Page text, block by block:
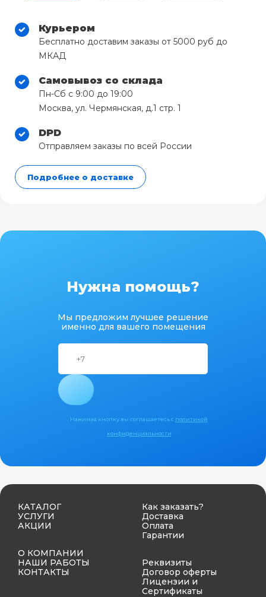
Курьером
Бесплатно доставим заказы от 5000 руб до
МКАД
Самовывоз со склада
Пн-Сб с 9:00 до 19:00
Москва, ул. Чермянская, д.1 стр. 1
DPD
Отправляем заказы по всей России
Подробнее о доставке
Нужна помощь?
Мы предложим лучшее решение
именно для вашего помещения
Нажимая кнопку вы соглашаетесь с политикой
конфиденциальности
КАТАЛОГ
УСЛУГИ
АКЦИИ
О КОМПАНИИ
НАШИ РАБОТЫ
КОНТАКТЫ
Как заказать?
Доставка
Оплата
Гарантии
Реквизиты
Договор оферты
Лицензии и
Сертификаты